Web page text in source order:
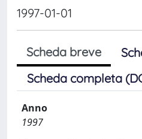
1997-01-01
Scheda breve
Scheda completa
Anno
1997